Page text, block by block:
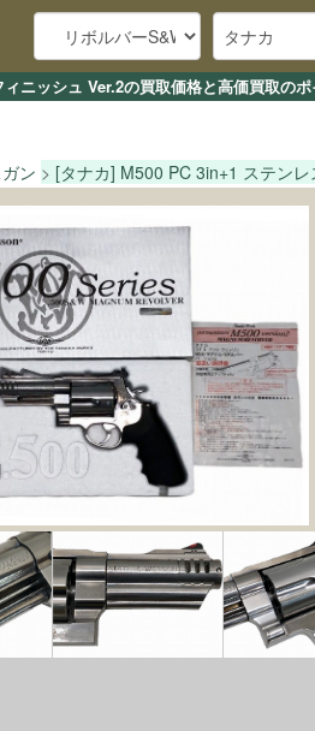
ニッシュ Ver.2の買取価格と高価買取の
ン [タナカ] M500 PC 3in+1 ステン